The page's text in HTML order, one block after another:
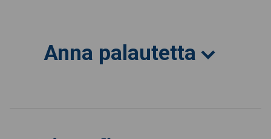
Anna palautetta